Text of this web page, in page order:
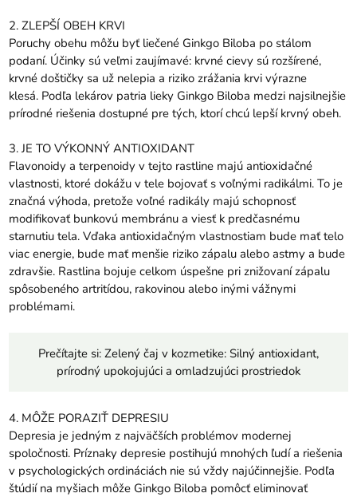
2. ZLEPŠÍ OBEH KRVI
Poruchy obehu môžu byť liečené Ginkgo Biloba po stálom
podaní. Účinky sú veľmi zaujímavé: krvné cievy sú rozšírené,
krvné doštičky sa už nelepia a riziko zrážania krvi výrazne
klesá. Podľa lekárov patria lieky Ginkgo Biloba medzi najsilnejšie
prírodné riešenia dostupné pre tých, ktorí chcú lepší krvný obeh.
3. JE TO VÝKONNÝ ANTIOXIDANT
Flavonoidy a terpenoidy v tejto rastline majú antioxidačné
vlastnosti, ktoré dokážu v tele bojovať s voľnými radikálmi. To je
značná výhoda, pretože voľné radikály majú schopnosť
modifikovať bunkovú membránu a viesť k predčasnému
starnutiu tela. Vďaka antioxidačným vlastnostiam bude mať telo
viac energie, bude mať menšie riziko zápalu alebo astmy a bude
zdravšie. Rastlina bojuje celkom úspešne pri znižovaní zápalu
spôsobeného artritídou, rakovinou alebo inými vážnymi
problémami.
Prečítajte si: Zelený čaj v kozmetike: Silný antioxidant,
prírodný upokojujúci a omladzujúci prostriedok
4. MÔŽE PORAZIŤ DEPRESIU
Depresia je jedným z najväčších problémov modernej
spoločnosti. Príznaky depresie postihujú mnohých ľudí a riešenia
v psychologických ordináciách nie sú vždy najúčinnejšie. Podľa
štúdií na myšiach môže Ginkgo Biloba pomôcť eliminovať